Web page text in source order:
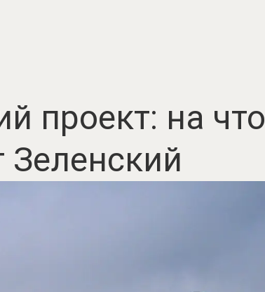
проект: на что
Зеленский